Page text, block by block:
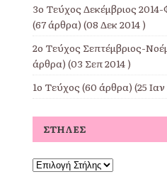
3ο Τεύχος Δεκέμβριος
(67 άρθρα) (08 Δεκ 2014 )
2ο Τεύχος Σεπτέμβριος-
άρθρα) (03 Σεπ 2014 )
1ο Τεύχος (60 άρθρα) (25 Ιαν
ΣΤΉΛΕΣ